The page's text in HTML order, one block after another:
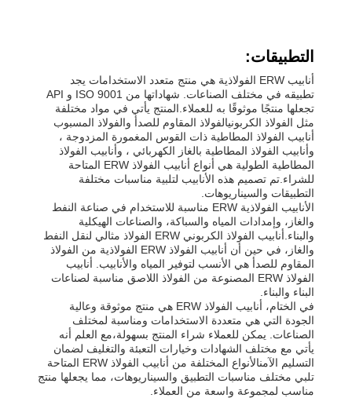
التطبيقات:
أنابيب ERW الفولاذية هي منتج متعدد الاستخدامات يجد
تطبيقه في مختلف الصناعات. شهاداتها من ISO 9001 و API
تجعلها منتجًا موثوقًا به للعملاء.المنتج يأتي في مواد مختلفة
مثل الفولاذ الكربونيالفولاذ المقاوم للصدأ والفولاذ المسبوب
أنابيب الفولاذ المطاطية ذات القوس المغمورة المزدوجة ،
وأنابيب الفولاذ المطاطية بالغاز الكهربائي ، وأنابيب الفولاذ
المطاطية الطولية هي أنواع أنابيب الفولاذ ERW المتاحة
للشراء.تم تصميم هذه الأنابيب لتلبية مناسبات مختلفة
التطبيقات والسيناريوهات.
الأنابيب الفولاذية ERW مناسبة للاستخدام في صناعة النفط
والغاز، وإمدادات المياه والسباكة، والصناعات الهيكلية
والبناء.أنابيب الفولاذ الكربوني ERW الفولاذ مثالي لنقل النفط
والغاز، في حين أن أنابيب الفولاذ ERW الفولاذية من الفولاذ
المقاوم للصدأ هي الأنسب لتوفير المياه والأنابيب. أنابيب
الفولاذ ERW المصنوعة من الفولاذ اللاصق مناسبة لصناعات
البناء والبناء.
في الختام، أنابيب الفولاذ ERW هي منتج موثوقة وعالية
الجودة التي هي متعددة الاستخدامات ومناسبة لمختلف
الصناعات. يمكن للعملاء شراء المنتج بسهولة،مع العلم أنه
يأتي مع مختلف الشهادات وخيارات التعبئة والتغليف لضمان
التسليم الآمنالأنواع المختلفة من أنابيب الفولاذ ERW المتاحة
تلبي مختلف مناسبات التطبيق والسيناريوهات، مما يجعلها منتج
مناسب لمجموعة واسعة من العملاء.